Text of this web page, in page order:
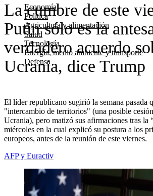
Economía
Política
Agricultura y alimentación
Salud
Tecnología
Energía, medio ambiente y transporte
Defensa
La cumbre de este
Putin sólo es la
verdadero acuerdo
Ucrania, dice Trump
El líder republicano sugirió la semana pasada
"intercambio de territorios" (una posible
Ucrania), pero matizó sus afirmaciones tras la
miércoles en la cual explicó su postura a los
europeos, antes de la reunión de este viernes.
AFP y Euractiv